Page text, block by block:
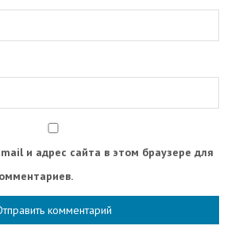
и адрес сайта в этом браузере для